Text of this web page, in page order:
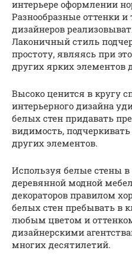
интерьере оформлении
Разнообразные оттенки
дизайнеров
Лаконичный стиль
простоту, являясь при
других ярких элементов
Высоко ценится в кругу
интерьерного дизайна
белых стен придавать
видимость,
других элементов.
Используя белые стены в
деревянной модной
декораторов правилом
белых стен пребывать в
любым цветом и
дизайнерскими
многих десятилетий.